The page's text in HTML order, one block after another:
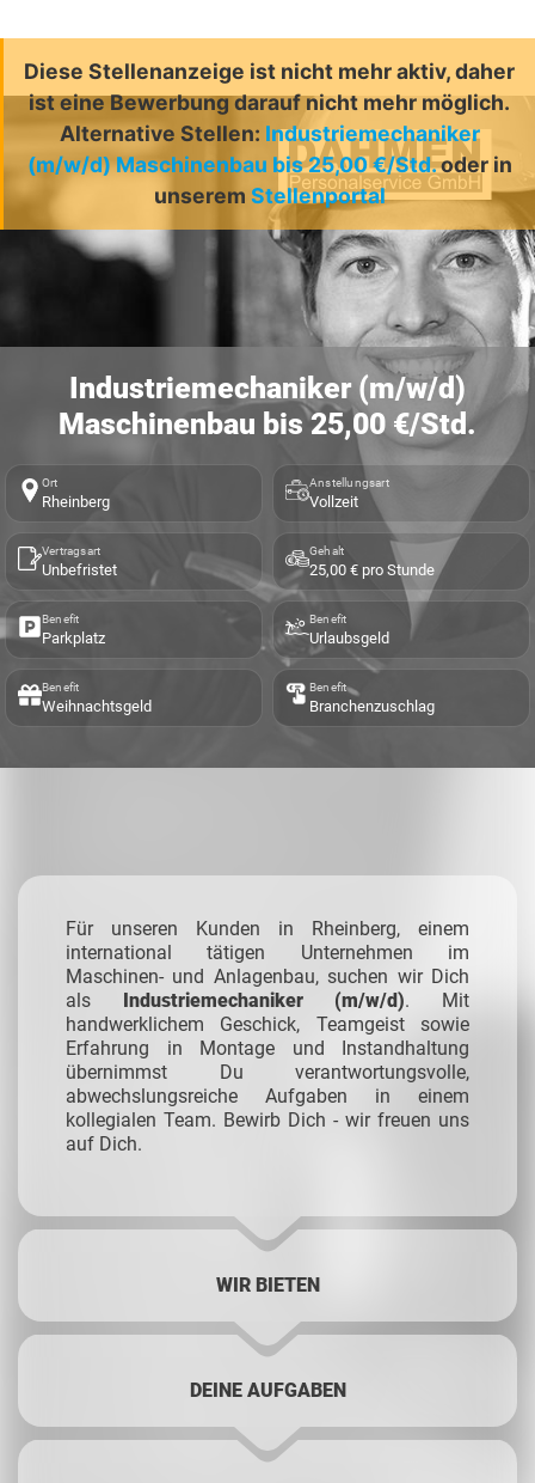
Diese Stellenanzeige ist nicht mehr aktiv, daher
ist eine Bewerbung darauf nicht mehr möglich.
Alternative Stellen: Industriemechaniker
(m/w/d) Maschinenbau bis 25,00 €/Std.oder in
unserem Stellenportal
Industriemechaniker (m/w/d)
Maschinenbau bis 25,00 €/Std.
Ort
Rheinberg
Anstellungsart
Vollzeit
Vertragsart
Unbefristet
Gehalt
25,00 € pro Stunde
Benefit
Parkplatz
Benefit
Urlaubsgeld
Benefit
Weihnachtsgeld
Benefit
Branchenzuschlag
Für unseren Kunden in Rheinberg, einem
international tätigen Unternehmen im
Maschinen- und Anlagenbau, suchen wir Dich
als Industriemechaniker (m/w/d). Mit
handwerklichem Geschick, Teamgeist sowie
Erfahrung in Montage und Instandhaltung
übernimmst Du verantwortungsvolle,
abwechslungsreiche Aufgaben in einem
kollegialen Team. Bewirb Dich - wir freuen uns
auf Dich.
WIR BIETEN
DEINE AUFGABEN